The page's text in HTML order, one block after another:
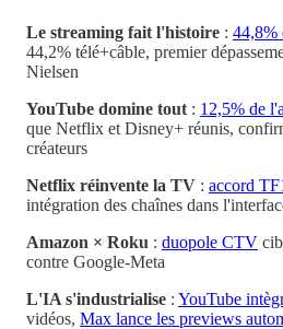
Le streaming fait l'histoire : 44,8%
44,2% télé+câble, premier
Nielsen
YouTube domine tout : 12,5% de
que Netflix et Disney+ réunis,
créateurs
Netflix réinvente la TV : accord
intégration des chaînes dans
Amazon × Roku : duopole CTV
contre Google-Meta
L'IA s'industrialise : YouTube
vidéos, Max lance les previews